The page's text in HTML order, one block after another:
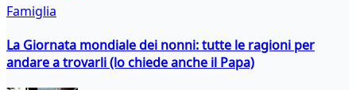
Famiglia
La Giornata mondiale dei nonni: tutte le ragioni per
andare a trovarli (lo chiede anche il Papa)